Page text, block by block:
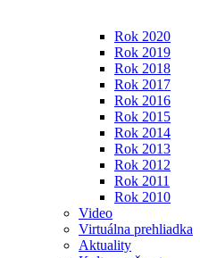
Rok 2020
Rok 2019
Rok 2018
Rok 2017
Rok 2016
Rok 2015
Rok 2014
Rok 2013
Rok 2012
Rok 2011
Rok 2010
Video
Virtuálna prehliadka
Aktuality